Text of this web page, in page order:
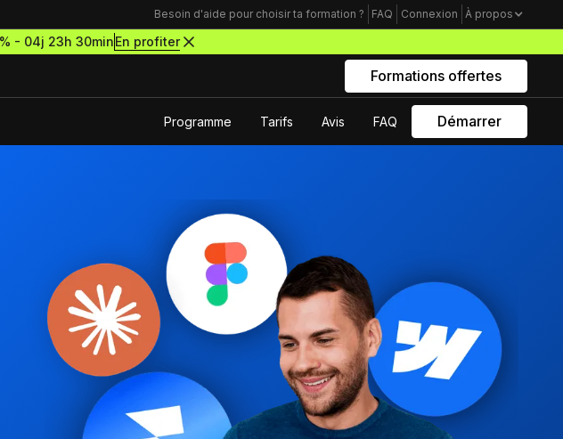
Besoin d'aide pour choisir ta formation ? FAQ Connexion À propos
- 04j 23h 30minEn profiter
outils
Design des sites haut de gamme
Formation Figma
Développe des maquettes de
sites comme un pro
Formation Framer
Crée des sites animés et
design sans limites
Formations business
Mindset Freelance
Bâtis un mental d’acier pour lancer ta
carrière d’entrepreneur à succès
Productivité Freelance
Apprends à gérer ton temps personnel
et tes clients grâce à Notion
métiers du no-code
de sites
Rejoins nous sur Youtube
Formations offertes
Programme Tarifs Avis FAQ Démarrer